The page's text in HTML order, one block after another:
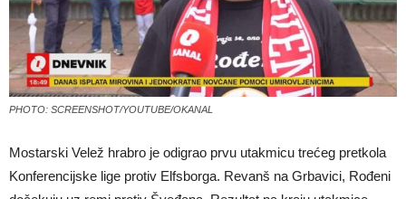
PHOTO: SCREENSHOT/YOUTUBE/OKANAL
Mostarski Velež hrabro je odigrao prvu utakmicu trećeg pretkola
Konferencijske lige protiv Elfsborga. Revanš na Grbavici, Rođeni